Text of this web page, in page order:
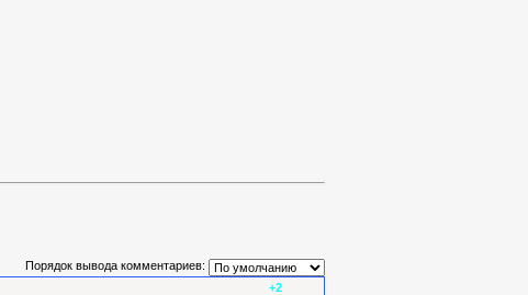
Порядок вывода комментариев:
+2